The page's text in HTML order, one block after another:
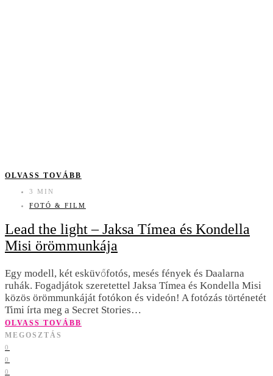
OLVASS TOVÁBB
3 MIN
FOTÓ & FILM
Lead the light – Jaksa Tímea és Kondella
Misi örömmunkája
Egy modell, két esküvőfotós, mesés fények és Daalarna
ruhák. Fogadjátok szeretettel Jaksa Tímea és Kondella Misi
közös örömmunkáját fotókon és videón! A fotózás történetét
Timi írta meg a Secret Stories…
OLVASS TOVÁBB
MEGOSZTÁS
0
0
0